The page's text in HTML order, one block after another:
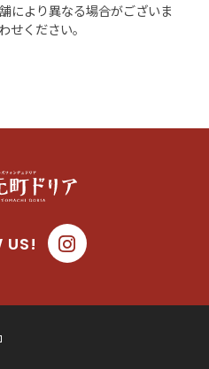
により異なる場合がございま
せください。
US!